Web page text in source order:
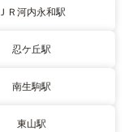
ＪＲ河内永和駅
忍ケ丘駅
南生駒駅
東山駅